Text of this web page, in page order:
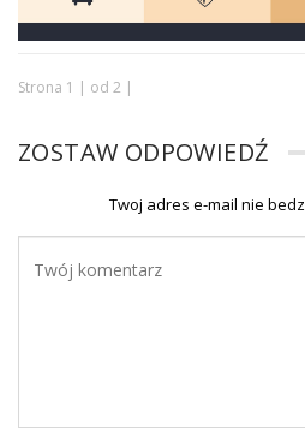
Strona 1 | od 2 |
ZOSTAW ODPOWIEDŹ
Twoj adres e-mail nie